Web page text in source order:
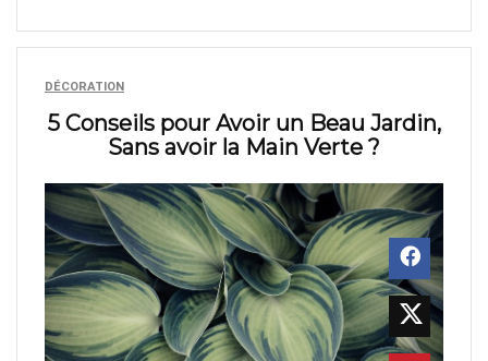
DÉCORATION
5 Conseils pour Avoir un Beau Jardin,
Sans avoir la Main Verte ?